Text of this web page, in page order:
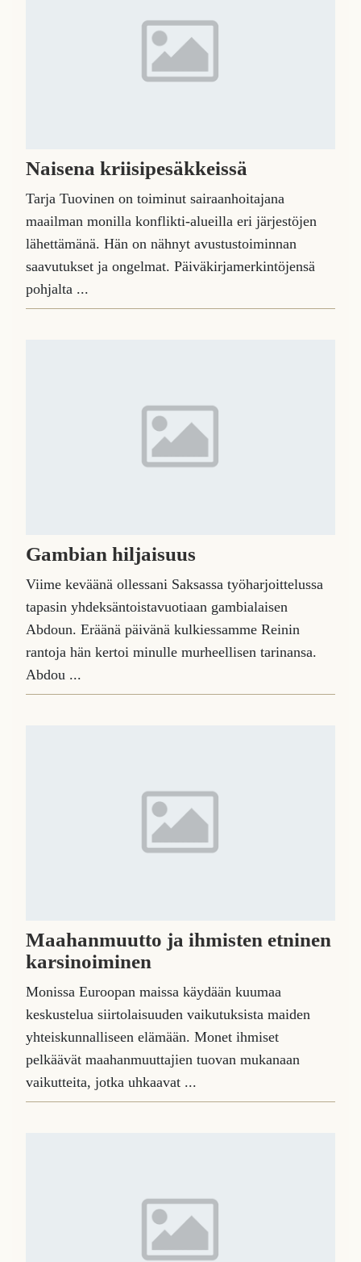
Naisena kriisipesäkkeissä
Tarja Tuovinen on toiminut sairaanhoitajana
maailman monilla konflikti-alueilla eri järjestöjen
lähettämänä. Hän on nähnyt avustustoiminnan
saavutukset ja ongelmat. Päiväkirjamerkintöjensä
pohjalta ...
Gambian hiljaisuus
Viime keväänä ollessani Saksassa työharjoittelussa
tapasin yhdeksäntoistavuotiaan gambialaisen
Abdoun. Eräänä päivänä kulkiessamme Reinin
rantoja hän kertoi minulle murheellisen tarinansa.
Abdou ...
Maahanmuutto ja ihmisten etninen
karsinoiminen
Monissa Euroopan maissa käydään kuumaa
keskustelua siirtolaisuuden vaikutuksista maiden
yhteiskunnalliseen elämään. Monet ihmiset
pelkäävät maahanmuuttajien tuovan mukanaan
vaikutteita, jotka uhkaavat ...